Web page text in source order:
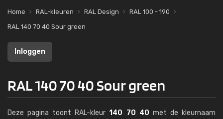
Home RAL-kleuren RAL Design
RAL 100 - 190
RAL 140 70 40 Sour green
Inloggen
RAL 140 70 40 Sour green
Deze pagina toont RAL-kleur140 70 40 met de kleurnaam